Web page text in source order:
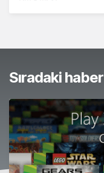
Sıradaki haber